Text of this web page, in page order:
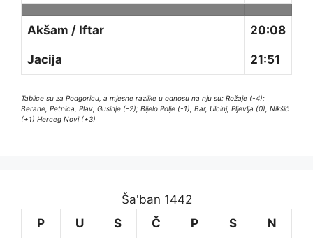
Akšam / Iftar 20:08
Jacija 21:51
Tablice su za Podgoricu, a mjesne razlike u odnosu na nju su: Rožaje (-4);
Berane, Petnica, Plav, Gusinje (-2); Bijelo Polje (-1), Bar, Ulcinj, Pljevlja (0), Nikšić
(+1) Herceg Novi (+3)
Ša'ban 1442
P
U S Č P S N